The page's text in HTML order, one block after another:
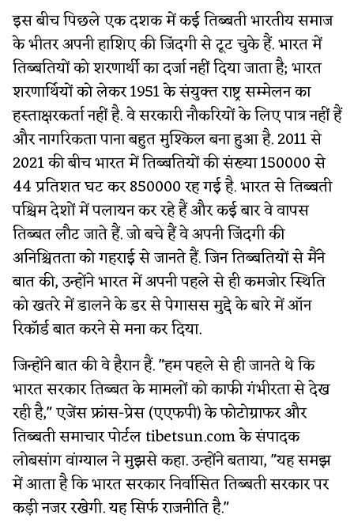
इस बीच पिछले एक दशक में कई तिब्बती भारतीय समाज
के भीतर अपनी हाशिए की जिंदगी से टूट चुके हैं. भारत में
तिब्बतियों को शरणार्थी का दर्जा नहीं दिया जाता है; भारत
शरणार्थियों को लेकर 1951 के संयुक्त राष्ट्र सम्मेलन का
हस्ताक्षरकर्ता नहीं है. वे सरकारी नौकरियों के लिए पात्र नहीं हैं
और नागरिकता पाना बहुत मुश्किल बना हुआ है. 2011 से
2021 की बीच भारत में तिब्बतियों की संख्या 150000 से
44 प्रतिशत घट कर 850000 रह गई है. भारत से तिब्बती
पश्चिम देशों में पलायन कर रहे हैं और कई बार वे वापस
तिब्बत लौट जाते हैं. जो बचे हैं वे अपनी जिंदगी की
अनिश्चितता को गहराई से जानते हैं. जिन तिब्बतियों से मैंने
बात की, उन्होंने भारत में अपनी पहले से ही कमजोर स्थिति
को खतरे में डालने के डर से पेगासस मुद्दे के बारे में ऑन
रिकॉर्ड बात करने से मना कर दिया.
जिन्होंने बात की वे हैरान हैं. "हम पहले से ही जानते थे कि
भारत सरकार तिब्बत के मामलों को काफी गंभीरता से देख
रही है," एजेंस फ्रांस-प्रेस (एएफपी) के फोटोग्राफर और
तिब्बती समाचार पोर्टल tibetsun.com के संपादक
लोबसांग वांग्याल ने मुझसे कहा. उन्होंने बताया, "यह समझ
में आता है कि भारत सरकार निर्वासित तिब्बती सरकार पर
कड़ी नजर रखेगी. यह सिर्फ राजनीति है."